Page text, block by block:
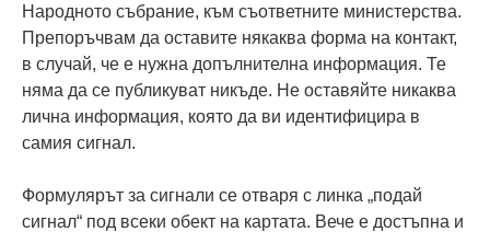
Народното събрание, към съответните министерства.
Препоръчвам да оставите някаква форма на контакт,
в случай, че е нужна допълнителна информация. Те
няма да се публикуват никъде. Не оставяйте никаква
лична информация, която да ви идентифицира в
самия сигнал.
Формулярът за сигнали се отваря с линка „подай
сигнал“ под всеки обект на картата. Вече е достъпна и